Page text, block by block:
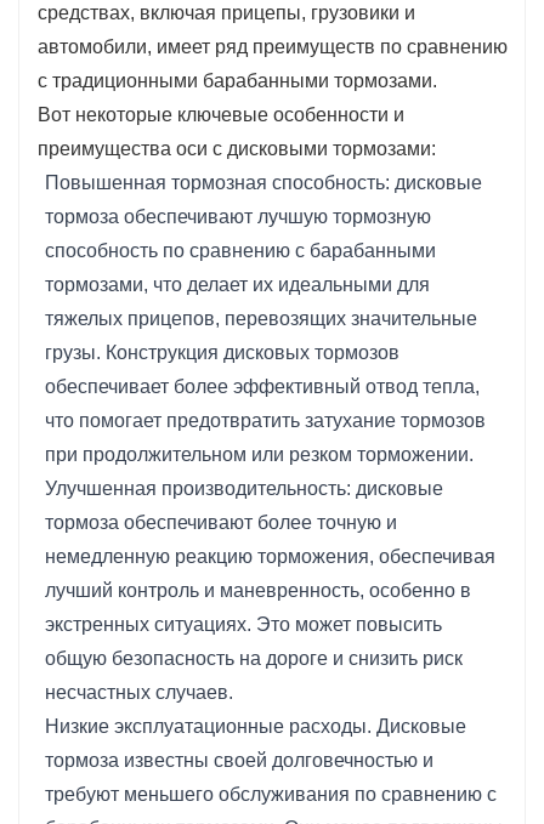
средствах, включая прицепы, грузовики и
автомобили, имеет ряд преимуществ по сравнению
с традиционными барабанными тормозами.
Вот некоторые ключевые особенности и
преимущества оси с дисковыми тормозами:
Повышенная тормозная способность: дисковые
тормоза обеспечивают лучшую тормозную
способность по сравнению с барабанными
тормозами, что делает их идеальными для
тяжелых прицепов, перевозящих значительные
грузы. Конструкция дисковых тормозов
обеспечивает более эффективный отвод тепла,
что помогает предотвратить затухание тормозов
при продолжительном или резком торможении.
Улучшенная производительность: дисковые
тормоза обеспечивают более точную и
немедленную реакцию торможения, обеспечивая
лучший контроль и маневренность, особенно в
экстренных ситуациях. Это может повысить
общую безопасность на дороге и снизить риск
несчастных случаев.
Низкие эксплуатационные расходы. Дисковые
тормоза известны своей долговечностью и
требуют меньшего обслуживания по сравнению с